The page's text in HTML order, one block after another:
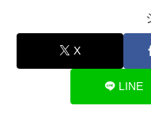
X
LINE